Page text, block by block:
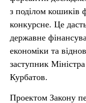
з поділом кошиків
конкурсне. Це
державне
економіки та
заступник
Курбатов.
Проектом Закону